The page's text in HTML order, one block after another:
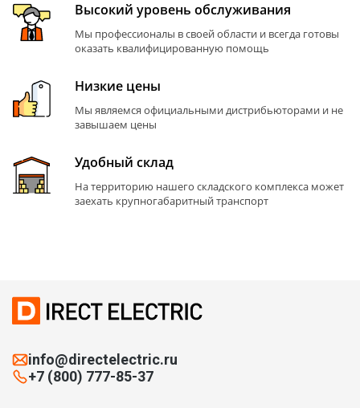
Высокий уровень обслуживания
Мы профессионалы в своей области и всегда готовы
оказать квалифицированную помощь
Низкие цены
Мы являемся официальными дистрибьюторами и не
завышаем цены
Удобный склад
На территорию нашего складского комплекса может
заехать крупногабаритный транспорт
info@directelectric.ru
+7 (800) 777-85-37